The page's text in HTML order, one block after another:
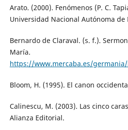
Arato. (2000). Fenómenos (P. C.
Universidad Nacional Autónoma de
Bernardo de Claraval. (s. f.).
María.
https://www.mercaba.es/
Bloom, H. (1995). El canon
Calinescu, M. (2003). Las cinco
Alianza Editorial.